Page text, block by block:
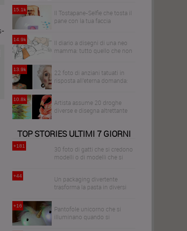
Il Tostapane-Selfie che tosta il
pane con la tua faccia
15.1k
Il diario a disegni di una neo
mamma: tutto quello che non
14.9k
22 foto di anziani tatuati in
risposta all'eterna domanda:
13.9k
Artista assume 20 droghe
diverse e disegna altrettante
10.8k
TOP STORIES ULTIMI 7 GIORNI
30 foto di gatti che si credono
modelli o di modelli che si
+181
Un packaging divertente
trasforma la pasta in diversi
+44
Pantofole unicorno che si
illuminano quando si
+16